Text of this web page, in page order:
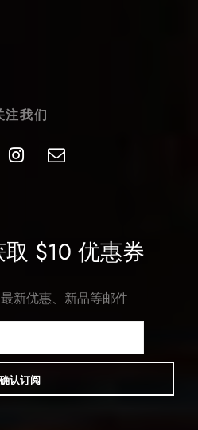
注我们
$10 优惠券
新优惠、新品等邮件
确认订阅